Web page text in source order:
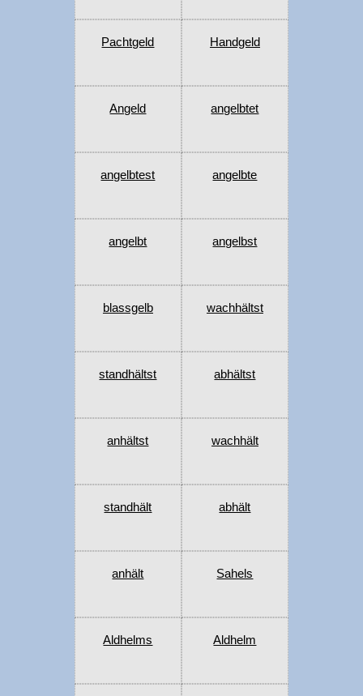
Pachtgeld Handgeld
Angeld angelbtet
angelbtest angelbte
angelbt angelbst
blassgelb wachhältst
standhältst abhältst
anhältst wachhält
standhält abhält
anhält Sahels
Aldhelms Aldhelm